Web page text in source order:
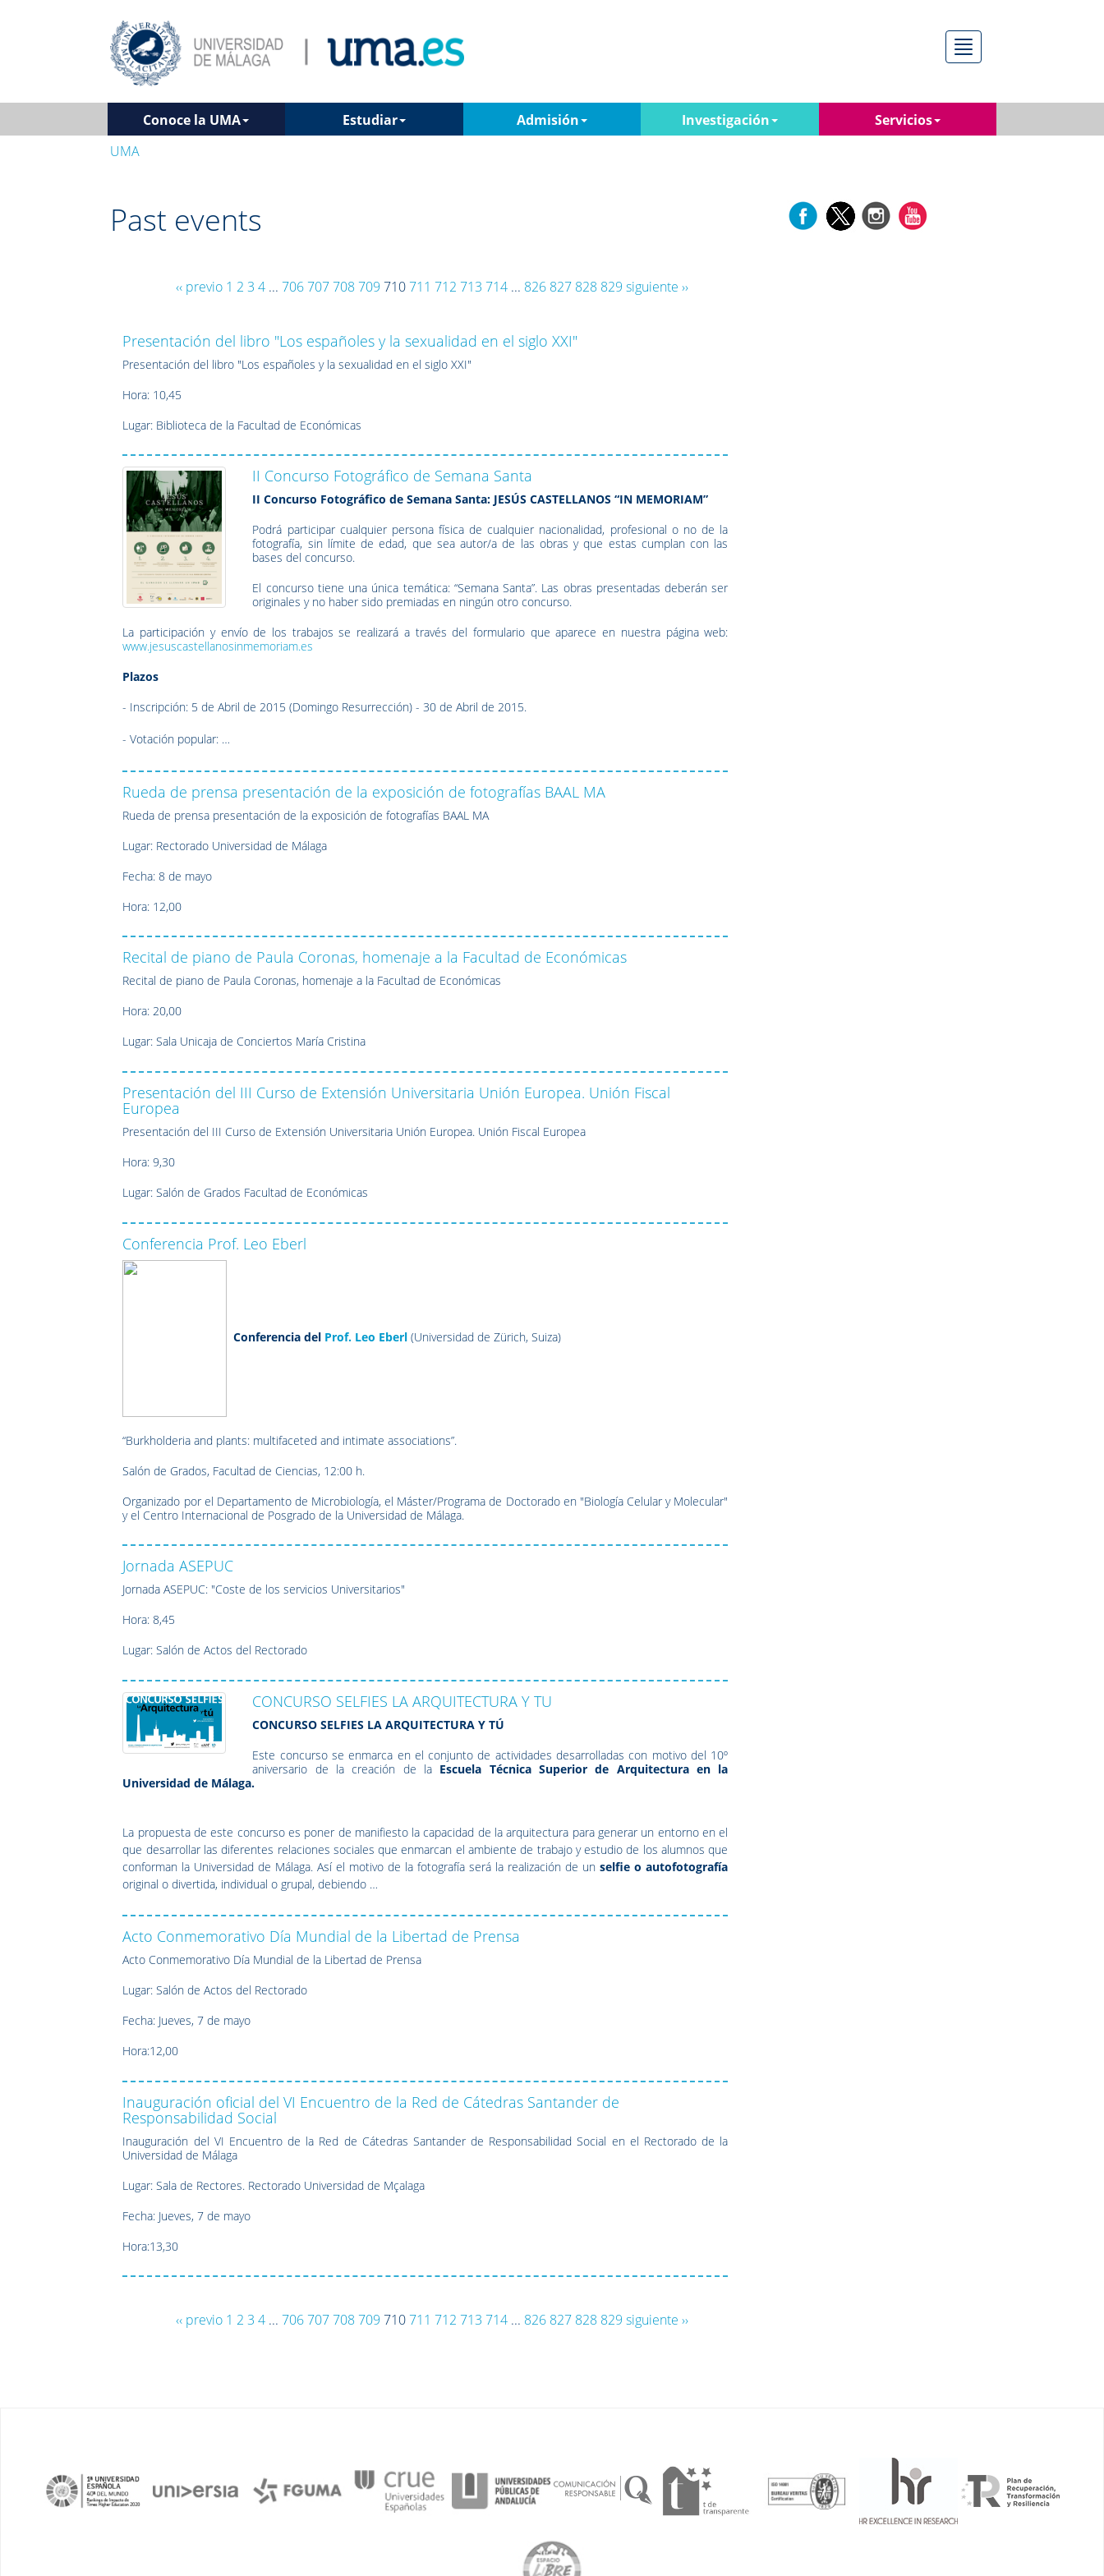
Menú
Conoce la UMA Estudiar Admisión Investigación
Servicios
UMA
Past events
‹‹ previo 1 2 3 4... 706707708709 710711 712 713 714... 826 827 828 829 siguiente ››
Presentación del libro "Los españoles y la sexualidad en el siglo XXI"
Presentación del libro "Los españoles y la sexualidad en el siglo XXI"
Hora: 10,45
Lugar: Biblioteca de la Facultad de Económicas
II Concurso Fotográfico de Semana Santa
II Concurso Fotográfico de Semana Santa: JESÚS CASTELLANOS “IN MEMORIAM”
Podrá participar cualquier persona física de cualquier nacionalidad, profesional o no de la
fotografía, sin límite de edad, que sea autor/a de las obras y que estas cumplan con las
bases del concurso.
El concurso tiene una única temática: “Semana Santa”. Las obras presentadas deberán ser
originales y no haber sido premiadas en ningún otro concurso.
La participación y envío de los trabajos se realizará a través del formulario que aparece en nuestra página web:
www.jesuscastellanosinmemoriam.es
Plazos
- Inscripción: 5 de Abril de 2015 (Domingo Resurrección) - 30 de Abril de 2015.
- Votación popular: …
Rueda de prensa presentación de la exposición de fotografías BAAL MA
Rueda de prensa presentación de la exposición de fotografías BAAL MA
Lugar: Rectorado Universidad de Málaga
Fecha: 8 de mayo
Hora: 12,00
Recital de piano de Paula Coronas, homenaje a la Facultad de Económicas
Recital de piano de Paula Coronas, homenaje a la Facultad de Económicas
Hora: 20,00
Lugar: Sala Unicaja de Conciertos María Cristina
Presentación del III Curso de Extensión Universitaria Unión Europea. Unión Fiscal
Europea
Presentación del III Curso de Extensión Universitaria Unión Europea. Unión Fiscal Europea
Hora: 9,30
Lugar: Salón de Grados Facultad de Económicas
Conferencia Prof. Leo Eberl
Conferencia del Prof. Leo Eberl (Universidad de Zürich, Suiza)
“Burkholderia and plants: multifaceted and intimate associations”.
Salón de Grados, Facultad de Ciencias, 12:00 h.
Organizado por el Departamento de Microbiología, el Máster/Programa de Doctorado en "Biología Celular y Molecular"
y el Centro Internacional de Posgrado de la Universidad de Málaga.
Jornada ASEPUC
Jornada ASEPUC: "Coste de los servicios Universitarios"
Hora: 8,45
Lugar: Salón de Actos del Rectorado
CONCURSO SELFIES LA ARQUITECTURA Y TU
CONCURSO SELFIES LA ARQUITECTURA Y TÚ
Este concurso se enmarca en el conjunto de actividades desarrolladas con motivo del 10º
aniversario de la creación de la Escuela Técnica Superior de Arquitectura en la
Universidad de Málaga.
La propuesta de este concurso es poner de manifiesto la capacidad de la arquitectura para generar un entorno en el
que desarrollar las diferentes relaciones sociales que enmarcan el ambiente de trabajo y estudio de los alumnos que
conforman la Universidad de Málaga. Así el motivo de la fotografía será la realización de unselfie o autofotografía
original o divertida, individual o grupal, debiendo …
Acto Conmemorativo Día Mundial de la Libertad de Prensa
Acto Conmemorativo Día Mundial de la Libertad de Prensa
Lugar: Salón de Actos del Rectorado
Fecha: Jueves, 7 de mayo
Hora:12,00
Inauguración oficial del VI Encuentro de la Red de Cátedras Santander de
Responsabilidad Social
Inauguración del VI Encuentro de la Red de Cátedras Santander de Responsabilidad Social en el Rectorado de la
Universidad de Málaga
Lugar: Sala de Rectores. Rectorado Universidad de Mçalaga
Fecha: Jueves, 7 de mayo
Hora:13,30
‹‹ previo 1 2 3 4... 706707708709 710711 712 713 714... 826 827 828 829 siguiente ››